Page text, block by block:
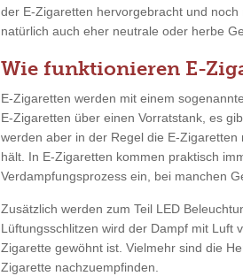
der E-Zigaretten hervorgebracht und
natürlich auch eher neutrale oder herbe
Wie funktionieren E-
E-Zigaretten werden mit einem
E-Zigaretten über einen Vorratstank, es
werden aber in der Regel die E-
hält. In E-Zigaretten kommen praktisch
Verdampfungsprozess ein, bei manchen
Zusätzlich werden zum Teil LED
Lüftungsschlitzen wird der Dampf mit Luft
Zigarette gewöhnt ist. Vielmehr sind die
Zigarette nachzuempfinden.